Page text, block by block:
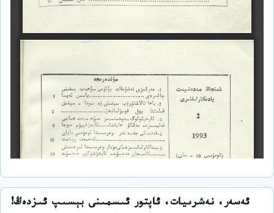
ئەسەر، نەشرىيات، ئاپتور ئىسمىنى بېسىپ ئىزدەڭ!